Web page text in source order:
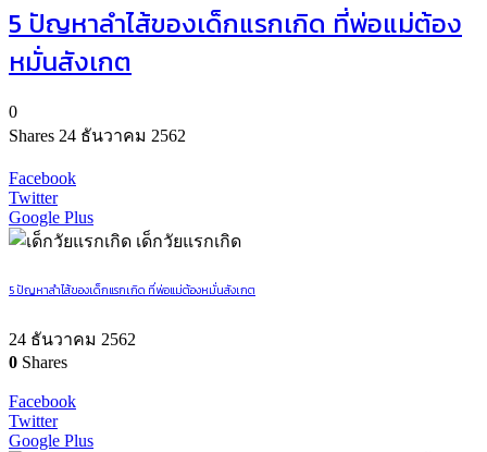
5 ปัญหาลำไส้ของเด็กแรกเกิด ที่พ่อแม่ต้อง
หมั่นสังเกต
0
Shares 24 ธันวาคม 2562
Facebook
Twitter
Google Plus
เด็กวัยแรกเกิด
5 ปัญหาลำไส้ของเด็กแรกเกิด ที่พ่อแม่ต้องหมั่นสังเกต
24 ธันวาคม 2562
0 Shares
Facebook
Twitter
Google Plus